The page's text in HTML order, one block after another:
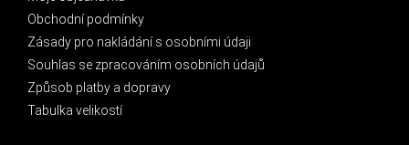
Obchodní podmínky
Zásady pro nakládání s osobními údaji
Souhlas se zpracováním osobních údajů
Způsob platby a dopravy
Tabulka velikostí